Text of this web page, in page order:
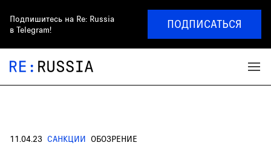
Подпишитесь на Re: Russia
в Telegram!
ПОДПИСАТЬСЯ
11.04.23 САНКЦИИ ОБОЗРЕНИЕ